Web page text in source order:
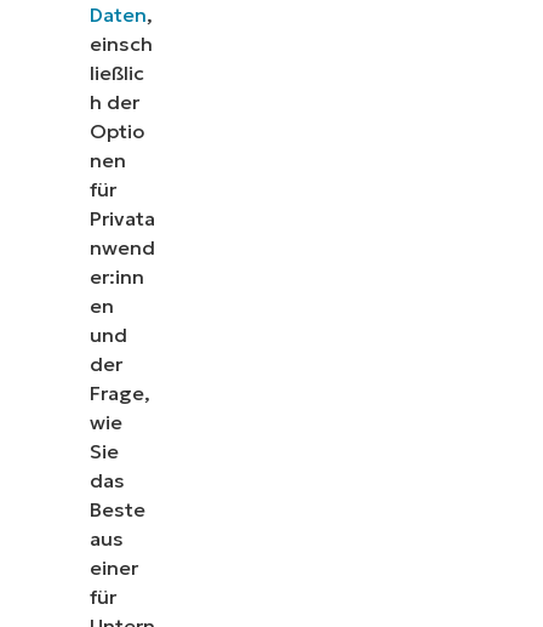
Daten,
einsch
ließlic
h der
Optio
nen
für
Privata
nwend
er:inn
en
und
der
Frage,
wie
Sie
das
Beste
aus
einer
für